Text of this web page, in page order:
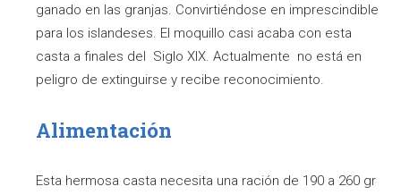
ganado en las granjas. Convirtiéndose en imprescindible
para los islandeses. El moquillo casi acaba con esta
casta a finales del Siglo XIX. Actualmente no está en
peligro de extinguirse y recibe reconocimiento.
Alimentación
Esta hermosa casta necesita una ración de 190 a 260 gr